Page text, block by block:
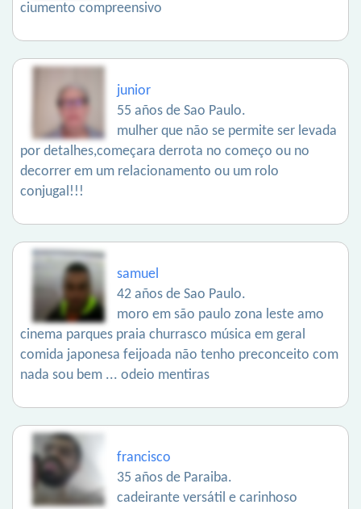
ciumento compreensivo
junior
55 años de Sao Paulo.
mulher que não se permite ser levada
por detalhes,começara derrota no começo ou no
decorrer em um relacionamento ou um rolo
conjugal!!!
samuel
42 años de Sao Paulo.
moro em são paulo zona leste amo
cinema parques praia churrasco música em geral
comida japonesa feijoada não tenho preconceito com
nada sou bem ... odeio mentiras
francisco
35 años de Paraiba.
cadeirante versátil e carinhoso